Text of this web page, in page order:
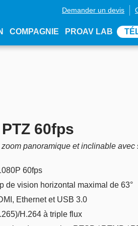
Demander un devis
COMPAGNIE PROAV LAB
60fps
panoramique et inclinable avec
60fps
de vision horizontal maximal de 63°
Ethernet et USB 3.0
H.264 à triple flux